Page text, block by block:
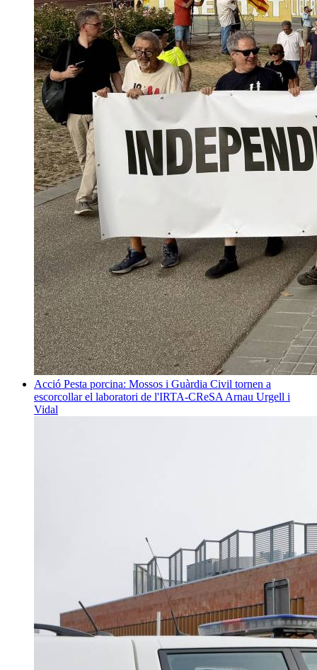
Acció Pesta porcina: Mossos i Guàrdia Civil tornen a
escorcollar el laboratori de l'IRTA-CReSA Arnau Urgell i
Vidal